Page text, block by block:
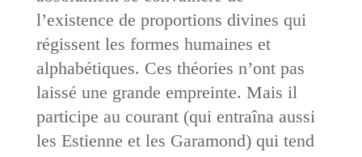
l’existence de proportions divines qui
régissent les formes humaines et
alphabétiques. Ces théories n’ont pas
laissé une grande empreinte. Mais il
participe au courant (qui entraîna aussi
les Estienne et les Garamond) qui tend